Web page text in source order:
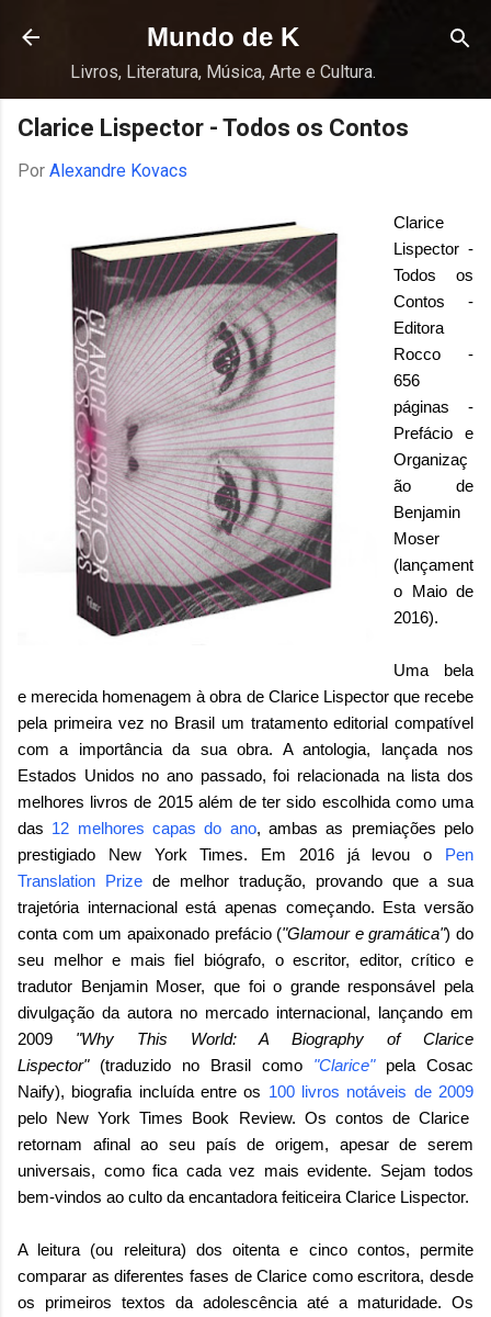
Pular para o conteúdo principal
Mundo de K
Livros, Literatura, Música, Arte e Cultura.
Clarice Lispector - Todos os Contos
Por Alexandre Kovacs
Clarice
Lispector -
Todos os
Contos -
Editora
Rocco -
656
páginas -
Prefácio e
Organizaç
ão de
Benjamin
Moser
(lançament
o Maio de
2016).
Uma bela
e merecida homenagem à obra de Clarice Lispector que recebe
pela primeira vez no Brasil um tratamento editorial compatível
com a importância da sua obra. A antologia, lançada nos
Estados Unidos no ano passado, foi relacionada na lista dos
melhores livros de 2015 além de ter sido escolhida como uma
das 12 melhores capas do ano,ambas as premiações pelo
prestigiado New York Times. Em 2016 já levou o Pen
Translation Prize de melhor tradução, provando que a sua
trajetória internacional está apenas começando. Esta versão
conta com um apaixonado prefácio ("Glamour e gramática") do
seu melhor e mais fiel biógrafo, o escritor, editor, crítico e
tradutor Benjamin Moser, quefoi o grande responsável pela
divulgação da autora no mercado internacional, lançando em
2009 "Why This World: A Biography of Clarice
Lispector" (traduzido no Brasil como "Clarice"pela Cosac
Naify), biografia incluída entre os 100 livros notáveis de 2009
pelo New York Times Book Review. Os contos de Clarice
retornam afinal ao seu país de origem, apesar de serem
universais, como fica cada vez mais evidente. Sejam todos
bem-vindos ao culto da encantadora feiticeira Clarice Lispector.
A leitura (ou releitura) dos oitenta e cinco contos, permite
comparar as diferentes fases de Clarice como escritora, desde
os primeiros textos da adolescência até a maturidade. Os